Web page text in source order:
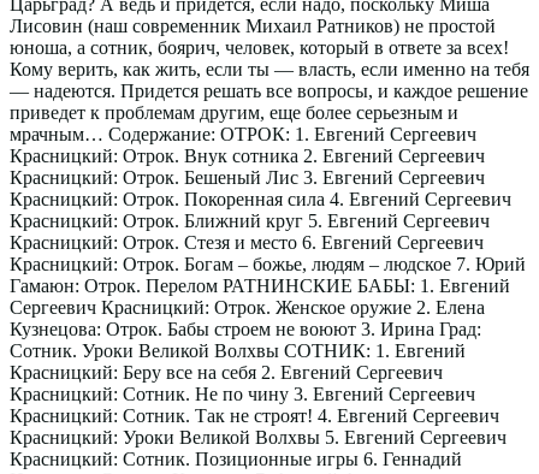
Царьград? А ведь и придется, если надо, поскольку Миша
Лисовин (наш современник Михаил Ратников) не простой
юноша, а сотник, боярич, человек, который в ответе за всех!
Кому верить, как жить, если ты — власть, если именно на тебя
— надеются. Придется решать все вопросы, и каждое решение
приведет к проблемам другим, еще более серьезным и
мрачным… Содержание: ОТРОК: 1. Евгений Сергеевич
Красницкий: Отрок. Внук сотника 2. Евгений Сергеевич
Красницкий: Отрок. Бешеный Лис 3. Евгений Сергеевич
Красницкий: Отрок. Покоренная сила 4. Евгений Сергеевич
Красницкий: Отрок. Ближний круг 5. Евгений Сергеевич
Красницкий: Отрок. Стезя и место 6. Евгений Сергеевич
Красницкий: Отрок. Богам – божье, людям – людское 7. Юрий
Гамаюн: Отрок. Перелом РАТНИНСКИЕ БАБЫ: 1. Евгений
Сергеевич Красницкий: Отрок. Женское оружие 2. Елена
Кузнецова: Отрок. Бабы строем не воюют 3. Ирина Град:
Сотник. Уроки Великой Волхвы СОТНИК: 1. Евгений
Красницкий: Беру все на себя 2. Евгений Сергеевич
Красницкий: Сотник. Не по чину 3. Евгений Сергеевич
Красницкий: Сотник. Так не строят! 4. Евгений Сергеевич
Красницкий: Уроки Великой Волхвы 5. Евгений Сергеевич
Красницкий: Сотник. Позиционные игры 6. Геннадий